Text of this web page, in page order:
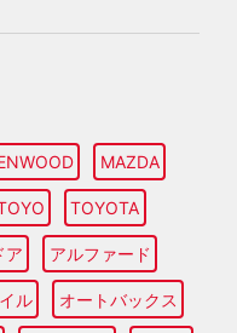
MAZDA
TOYOTA
ア アルファード
ル オートバックス